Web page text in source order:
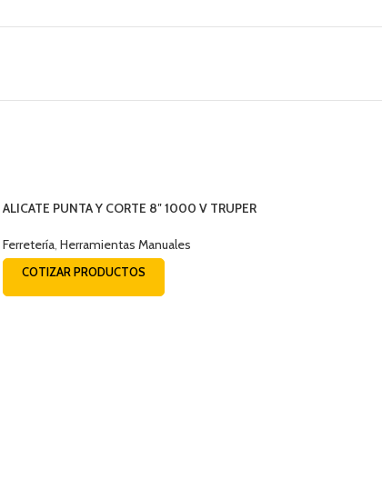
ALICATE PUNTA Y CORTE 8″ 1000 V TRUPER
Ferretería, Herramientas Manuales
COTIZAR PRODUCTOS